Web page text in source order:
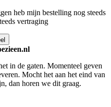
heb mijn bestelling nog steeds
vertraging
in de gaten. Momenteel geven
Mocht het aan het eind van
dan horen we dit graag.